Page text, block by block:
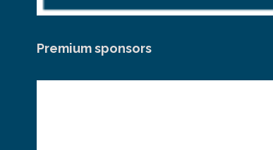
Premium sponsors